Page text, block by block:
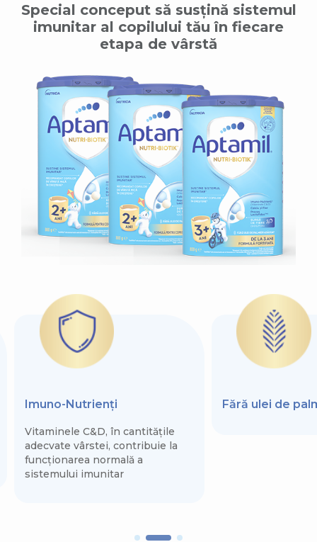
Special conceput să susțină sistemul
imunitar al copilului tău în fiecare
etapa de vârstă
Imuno-Nutrienți
Vitaminele C&D, în cantitățile
adecvate vârstei, contribuie la
funcționarea normală a
sistemului imunitar
Fără ulei de